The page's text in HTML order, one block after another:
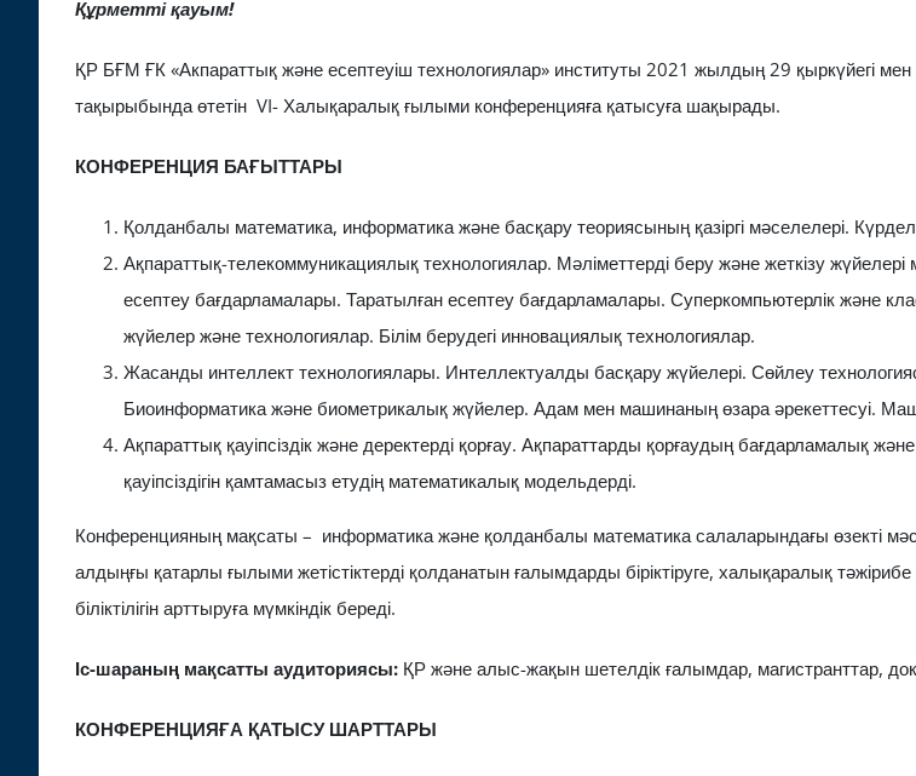
Құрметті қауым!
ҚР БҒМ ҒК «Акпараттық және есептеуіш технологиялар» институты 2021 жылдың 29 қыркүйегі
тақырыбында өтетін VI- Халықаралық ғылыми конференцияға қатысуға шақырады.
КОНФЕРЕНЦИЯ БАҒЫТТАРЫ
Қолданбалы математика, информатика және басқару теориясының қазіргі мәселелері.
Ақпараттық-телекоммуникациялық технологиялар. Мәліметтерді беру және жеткізу
есептеу бағдарламалары. Таратылған есептеу бағдарламалары. Суперкомпьютерлік және
жүйелер және технологиялар. Білім берудегі инновациялық технологиялар.
Жасанды интеллект технологиялары. Интеллектуалды басқару жүйелері. Сөйлеу
Биоинформатика және биометрикалық жүйелер. Адам мен машинаның өзара әрекеттесуі.
Ақпараттық қауіпсіздік және деректерді қорғау. Ақпараттарды қорғаудың бағдарламалық
қауіпсіздігін қамтамасыз етудің математикалық модельдерді.
Конференцияның мақсаты – информатика және қолданбалы математика салаларындағы өзекті
алдыңғы қатарлы ғылыми жетістіктерді қолданатын ғалымдарды біріктіруге, халықаралық
біліктілігін арттыруға мүмкіндік береді.
Іс-шараның мақсатты аудиториясы: ҚР және алыс-жақын шетелдік ғалымдар, магистранттар,
КОНФЕРЕНЦИЯҒА ҚАТЫСУ ШАРТТАРЫ